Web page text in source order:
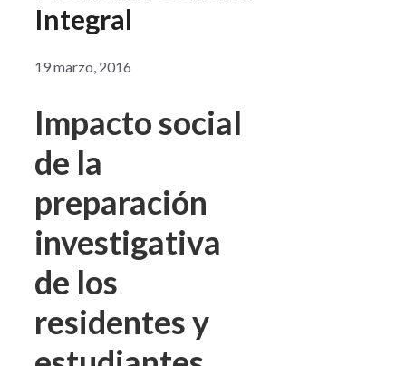
Integral
19 marzo, 2016
Impacto social
de la
preparación
investigativa
de los
residentes y